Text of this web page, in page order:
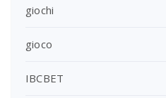
giochi
gioco
IBCBET